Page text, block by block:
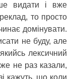
видати і вже
то просто
домінувати.
не буду, але
лексичний
не раз казали,
кажуть, що коли